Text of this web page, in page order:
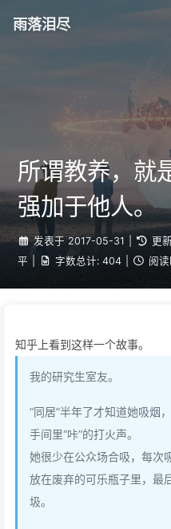
雨落泪尽
所谓教养，就
强加于他人。
发表于 2017-05-31 更
平
字数总计: 404 阅
知乎上看到这样一个故事。
我的研究生室友。
“同居”半年了才知道她吸烟
手间里“咔”的打火声。
她很少在公众场合吸，每次
放在废弃的可乐瓶子里，最
圾。